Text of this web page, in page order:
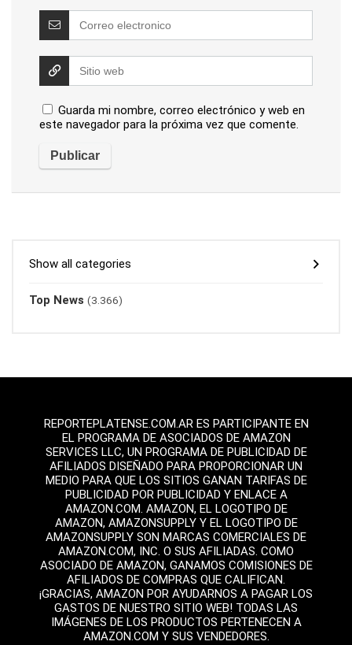
Guarda mi nombre, correo electrónico y web en
este navegador para la próxima vez que comente.
Show all categories
Top News (3.366)
REPORTEPLATENSE.COM.AR ES PARTICIPANTE EN
EL PROGRAMA DE ASOCIADOS DE AMAZON
SERVICES LLC, UN PROGRAMA DE PUBLICIDAD DE
AFILIADOS DISEÑADO PARA PROPORCIONAR UN
MEDIO PARA QUE LOS SITIOS GANAN TARIFAS DE
PUBLICIDAD POR PUBLICIDAD Y ENLACE A
AMAZON.COM. AMAZON, EL LOGOTIPO DE
AMAZON, AMAZONSUPPLY Y EL LOGOTIPO DE
AMAZONSUPPLY SON MARCAS COMERCIALES DE
AMAZON.COM, INC. O SUS AFILIADAS. COMO
ASOCIADO DE AMAZON, GANAMOS COMISIONES DE
AFILIADOS DE COMPRAS QUE CALIFICAN.
¡GRACIAS, AMAZON POR AYUDARNOS A PAGAR LOS
GASTOS DE NUESTRO SITIO WEB! TODAS LAS
IMÁGENES DE LOS PRODUCTOS PERTENECEN A
AMAZON.COM Y SUS VENDEDORES.